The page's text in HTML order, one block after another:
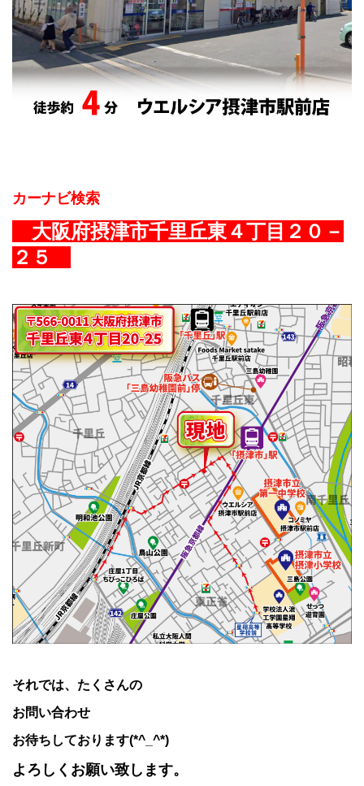
カーナビ検索
大阪府摂津市千里丘東４丁目２０－
２５
それでは、たくさんの
お問い合わせ
お待ちしております(*^_^*)
よろしくお願い致します。